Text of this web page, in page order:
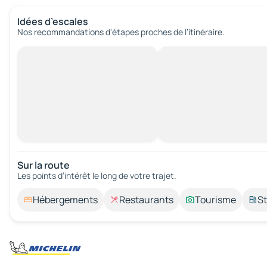
Idées d’escales
Nos recommandations d'étapes proches de l’itinéraire.
Sur la route
Les points d’intérêt le long de votre trajet.
Hébergements Restaurants Tourisme